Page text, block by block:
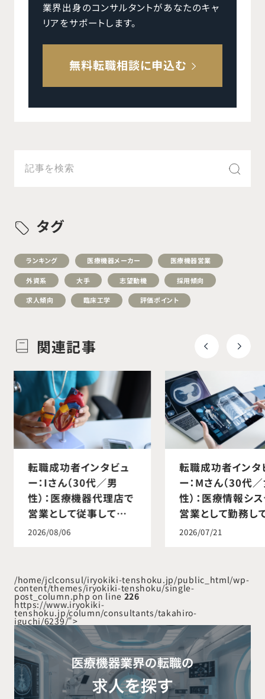
業界出身のコンサルタントがあなたのキャ
リアをサポートします。
無料転職相談に申込む
タグ
ランキング 医療機器メーカー 医療機器営業
外資系 大手 志望動機 採用傾向
求人傾向 臨床工学 評価ポイント
関連記事
転職成功者インタビュ
ー：Iさん（30代／男
性）：医療機器代理店で
営業として従事してい
たが、メーカーとして製
開始。医療機器メーカー
へ転職成功。
2026/08/06
転職成功者インタ
ー：Mさん（30代
性）：医療情報シ
営業として勤務し
たが、より医療現
動を開始。外科系
機器メーカーへの
2026/07/21
/home/jclconsul/iryokiki-tenshoku.jp/public_html/wp-
content/themes/iryokiki-tenshoku/single-
post_column.php on line 226
https://www.iryokiki-
tenshoku.jp/column/consultants/takahiro-
iguchi/6239/">